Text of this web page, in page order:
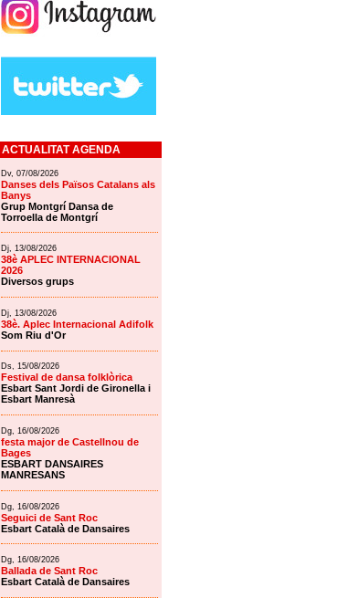
ACTUALITAT AGENDA
Dv, 07/08/2026
Danses dels Països Catalans als
Banys
Grup Montgrí Dansa de
Torroella de Montgrí
Dj, 13/08/2026
38è APLEC INTERNACIONAL
2026
Diversos grups
Dj, 13/08/2026
38è. Aplec Internacional Adifolk
Som Riu d'Or
Ds, 15/08/2026
Festival de dansa folklòrica
Esbart Sant Jordi de Gironella i
Esbart Manresà
Dg, 16/08/2026
festa major de Castellnou de
Bages
ESBART DANSAIRES
MANRESANS
Dg, 16/08/2026
Seguici de Sant Roc
Esbart Català de Dansaires
Dg, 16/08/2026
Ballada de Sant Roc
Esbart Català de Dansaires